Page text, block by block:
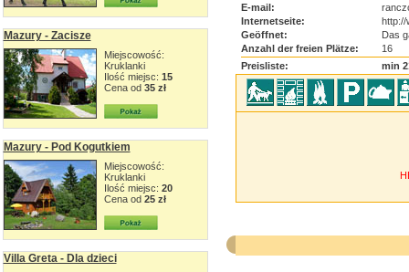
Mazury - Zacisze
Miejscowość:
Kruklanki
Ilość miejsc: 15
Cena od 35 zł
Mazury - Pod Kogutkiem
Miejscowość:
Kruklanki
Ilość miejsc: 20
Cena od 25 zł
Villa Greta - Dla dzieci
E-mail:
Internetseite:
http://
Geöffnet:
Das
Anzahl der freien Plätze:
16
Preisliste:
min